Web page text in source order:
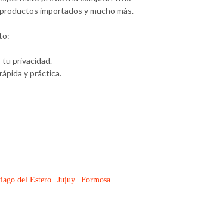
importados y mucho más.
privacidad.
y práctica.
del Estero Jujuy
Formosa